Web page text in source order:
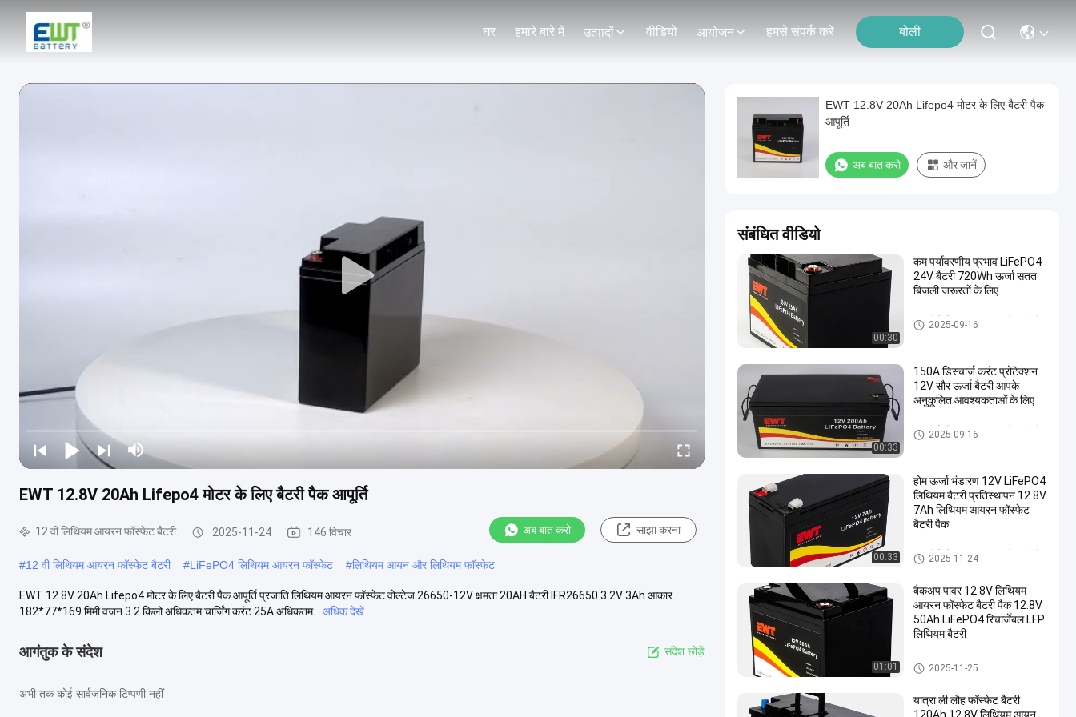
घर हमारे बारे में उत्पादों वीडियो आयोजन हमसे संपर्क करें बोली
EWT 12.8V 20Ah Lifepo4 मोटर के लिए बैटरी पैक आपूर्ति
12 वी लिथियम आयरन फॉस्फेट बैटरी 2025-11-24 146 विचार अब बात करो साझा करना
#12 वी लिथियम आयरन फॉस्फेट बैटरी #LiFePO4 लिथियम आयरन फॉस्फेट #लिथियम आयन और लिथियम फॉस्फेट
EWT 12.8V 20Ah Lifepo4 मोटर के लिए बैटरी पैक आपूर्ति प्रजाति लिथियम आयरन फॉस्फेट वोल्टेज 26650-12V क्षमता 20AH बैटरी IFR26650 3.2V 3Ah आकार
182*77*169 मिमी वजन 3.2 किलो अधिकतम चार्जिंग करंट 25A अधिकतम...
अधिक देखें
आगंतुक के संदेश संदेश छोड़ें
अभी तक कोई सार्वजनिक टिप्पणी नहीं
EWT 12.8V 20Ah Lifepo4 मोटर के लिए बैटरी पैक
आपूर्ति
अब बात करो और जानें
संबंधित वीडियो
00:30
कम पर्यावरणीय प्रभाव LiFePO4
24V बैटरी 720Wh ऊर्जा सतत
बिजली जरूरतों के लिए
24 वी लिथियम आयरन फॉस्फेट बैटरी
2025-09-16
00:33
150A डिस्चार्ज करंट प्रोटेक्शन
12V सौर ऊर्जा बैटरी आपके
अनुकूलित आवश्यकताओं के लिए
12 वी लिथियम आयरन फॉस्फेट बैटरी
2025-09-16
00:33
होम ऊर्जा भंडारण 12V LiFePO4
लिथियम बैटरी प्रतिस्थापन 12.8V
7Ah लिथियम आयरन फॉस्फेट
बैटरी पैक
12 वी लिथियम आयरन फॉस्फेट बैटरी
2025-11-24
01:01
बैकअप पावर 12.8V लिथियम
आयरन फॉस्फेट बैटरी पैक 12.8V
50Ah LiFePO4 रिचार्जेबल LFP
लिथियम बैटरी
12 वी लिथियम आयरन फॉस्फेट बैटरी
2025-11-25
यात्रा ली लौह फॉस्फेट बैटरी